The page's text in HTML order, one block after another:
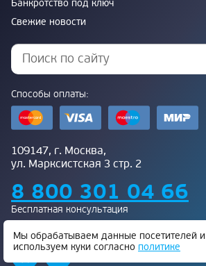
Банкротство под ключ
Свежие новости
Способы оплаты:
109147, г. Москва,
ул. Марксистская 3 стр. 2
8 800 301 04 66
Бесплатная консультация
Мы обрабатываем данные посетителей и
используем куки согласно политике